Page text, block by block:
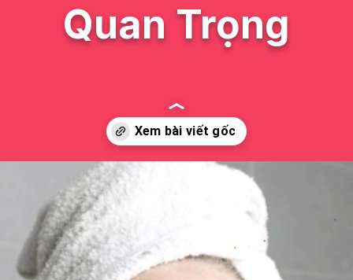
Quan Trọng
Đang mở